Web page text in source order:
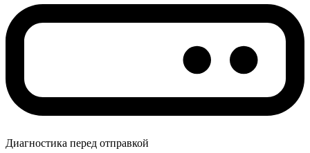
Диагностика перед отправкой